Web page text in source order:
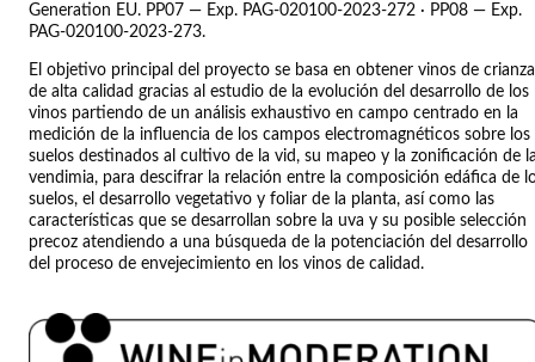
Generation EU. PP07 — Exp. PAG-020100-2023-272 · PP08 — Exp.
PAG-020100-2023-273.
El objetivo principal del proyecto se basa en obtener vinos de crianza
de alta calidad gracias al estudio de la evolución del desarrollo de los
vinos partiendo de un análisis exhaustivo en campo centrado en la
medición de la influencia de los campos electromagnéticos sobre los
suelos destinados al cultivo de la vid, su mapeo y la zonificación de
vendimia, para descifrar la relación entre la composición edáfica de
suelos, el desarrollo vegetativo y foliar de la planta, así como las
características que se desarrollan sobre la uva y su posible selección
precoz atendiendo a una búsqueda de la potenciación del desarrollo
del proceso de envejecimiento en los vinos de calidad.